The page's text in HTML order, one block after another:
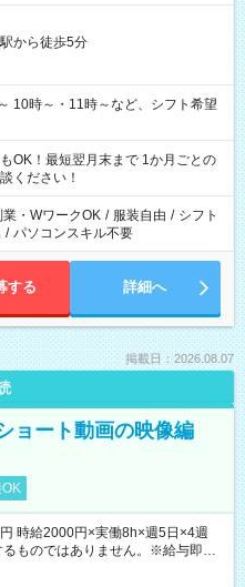
から徒歩5分
時～・11時～など、シフト希望
OK！最短翌月末まで 1か月ごとの
ください！
業・WワークOK / 服装自由 / シフト
/ パソコンスキル不要
する 詳細へ
掲載日：2026.08.07
ョート動画の映像編
時給2000円×実働8h×週5日×4週
ものではありません。※給与即受
件有）